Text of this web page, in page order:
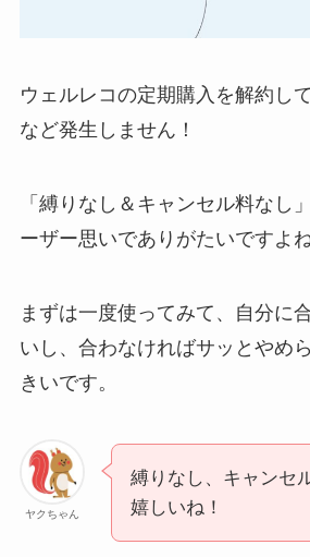
らな
ニュ
解約
ウェルレコの定期購入を解約し
など発生しません！
「縛りなし＆キャンセル料なし
ーザー思いでありがたいですよね
まずは一度使ってみて、自分に
いし、合わなければサッとやめ
きいです。
ヤクちゃん
縛りなし、キャンセ
嬉しいね！